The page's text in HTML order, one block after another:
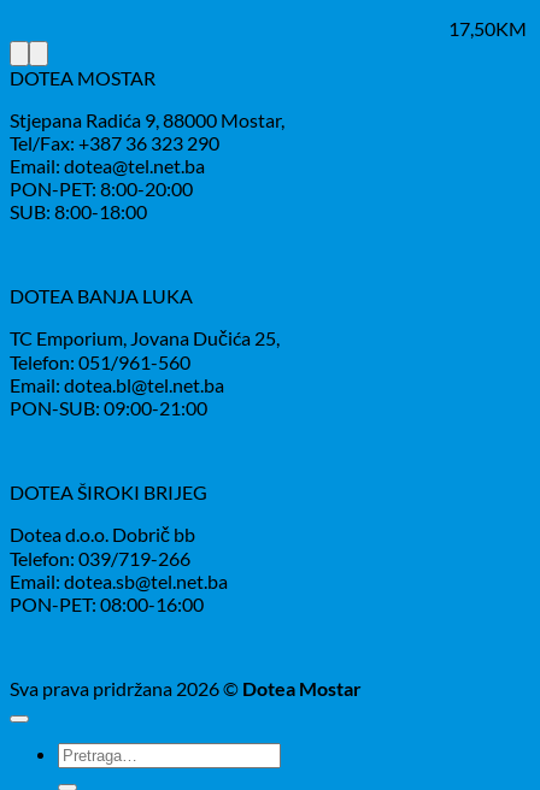
17,50KM
DOTEA MOSTAR
Stjepana Radića 9, 88000 Mostar,
Tel/Fax: +387 36 323 290
Email: dotea@tel.net.ba
PON-PET: 8:00-20:00
SUB: 8:00-18:00
DOTEA BANJA LUKA
TC Emporium, Jovana Dučića 25,
Telefon: 051/961-560
Email: dotea.bl@tel.net.ba
PON-SUB: 09:00-21:00
DOTEA ŠIROKI BRIJEG
Dotea d.o.o. Dobrič bb
Telefon: 039/719-266
Email: dotea.sb@tel.net.ba
PON-PET: 08:00-16:00
Sva prava pridržana 2026 © Dotea Mostar
Pretraži: